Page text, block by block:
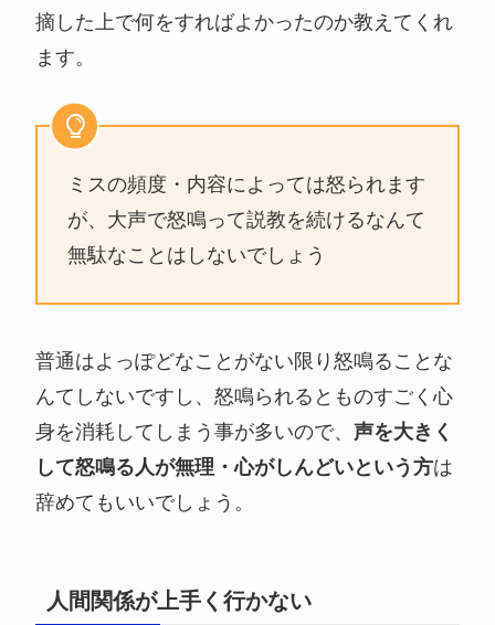
摘した上で何をすればよかったのか教えてくれ
ます。
ミスの頻度・内容によっては怒られます
が、大声で怒鳴って説教を続けるなんて
無駄なことはしないでしょう
普通はよっぽどなことがない限り怒鳴ることな
んてしないですし、怒鳴られるとものすごく心
身を消耗してしまう事が多いので、声を大きく
して怒鳴る人が無理・心がしんどいという方は
辞めてもいいでしょう。
人間関係が上手く行かない